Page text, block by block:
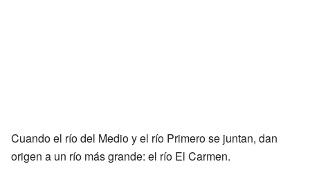
Cuando el río del Medio y el río Primero se juntan, dan
origen a un río más grande: el río El Carmen.